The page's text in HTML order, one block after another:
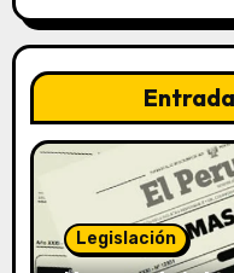
Legislación